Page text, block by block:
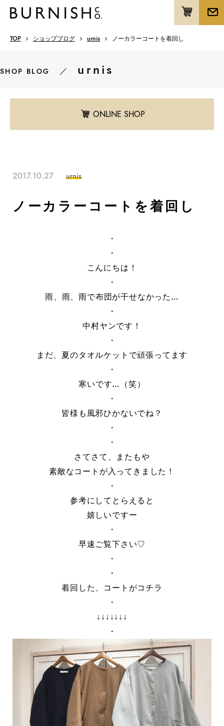
TOP ショップブログ urnis ノーカラーコートを着回し
SHOP BLOG ／ urnis
ONLINE SHOP
2017.10.27 urnis
ノーカラーコートを着回し
・
・
こんにちは！
・
雨、雨、雨で布団が干せなかった…
・
中村ヤンです！
・
まだ、夏のタオルケットで頑張ってます
・
寒いです…（笑）
・
皆様も風邪ひかないでね？
・
・
さてさて、またもや
素敵なコートが入ってきました！
・
参考にしてとらえると
嬉しいですー
・
早速ご覧下さい♡
・
・
着回した、コートがコチラ
・
↓↓↓↓↓↓↓
・